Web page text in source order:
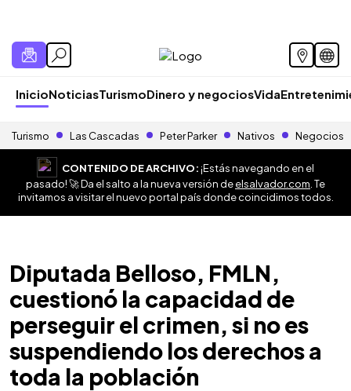
InicioNoticiasTurismoDinero y negociosVida
Turismo Las Cascadas Peter Parker Nativos Negocios
CONTENIDO DE ARCHIVO:¡Estás navegando en el
pasado! 🚀 Da el salto a la nueva versión deelsalvador.com . Te
invitamos a visitar el nuevo portal país donde coincidimos todos.
Diputada Belloso, FMLN,
cuestionó la capacidad de
perseguir el crimen, si no es
suspendiendo los derechos a
toda la población